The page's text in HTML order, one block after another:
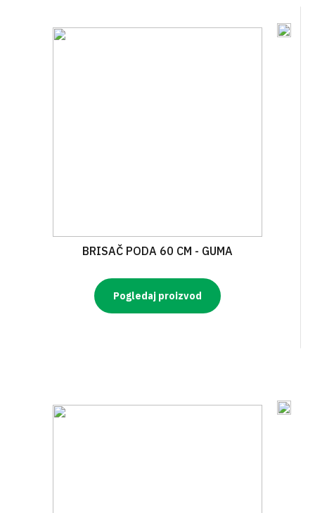
BRISAČ PODA 60 CM - GUMA
Pogledaj proizvod